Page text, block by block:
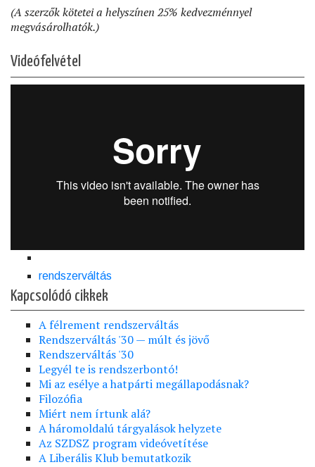
(A szerzők kötetei a helyszínen 25% kedvezménnyel
megvásárolhatók.)
Videófelvétel
rendszerváltás
Kapcsolódó cikkek
A félrement rendszerváltás
Rendszerváltás '30 — múlt és jövő
Rendszerváltás '30
Legyél te is rendszerbontó!
Mi az esélye a hatpárti megállapodásnak?
Filozófia
Miért nem írtunk alá?
A háromoldalú tárgyalások helyzete
Az SZDSZ program videóvetítése
A Liberális Klub bemutatkozik